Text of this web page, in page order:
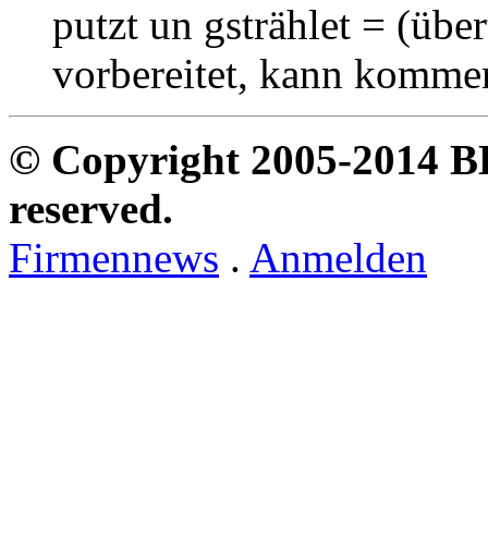
putzt un gstrählet =
vorbereitet, kann
© Copyright 2005-2014
reserved.
Firmennews . Anmelden